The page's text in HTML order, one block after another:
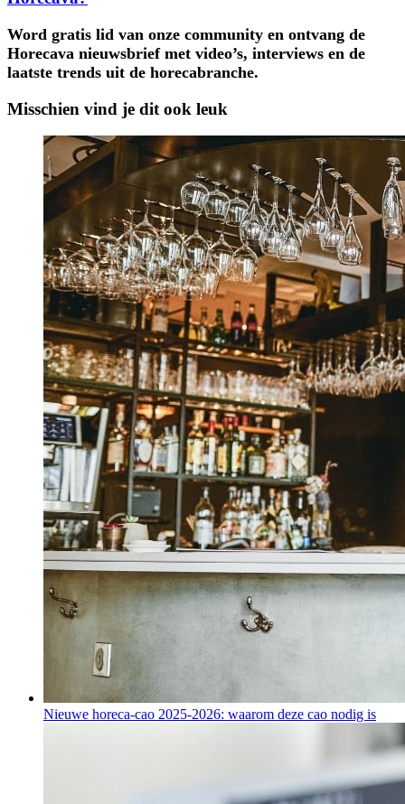
Word gratis lid van onze community en ontvang de
Horecava nieuwsbrief met video’s, interviews en de
laatste trends uit de horecabranche.
Misschien vind je dit ook leuk
Nieuwe horeca-cao 2025-2026: waarom deze cao nodig is